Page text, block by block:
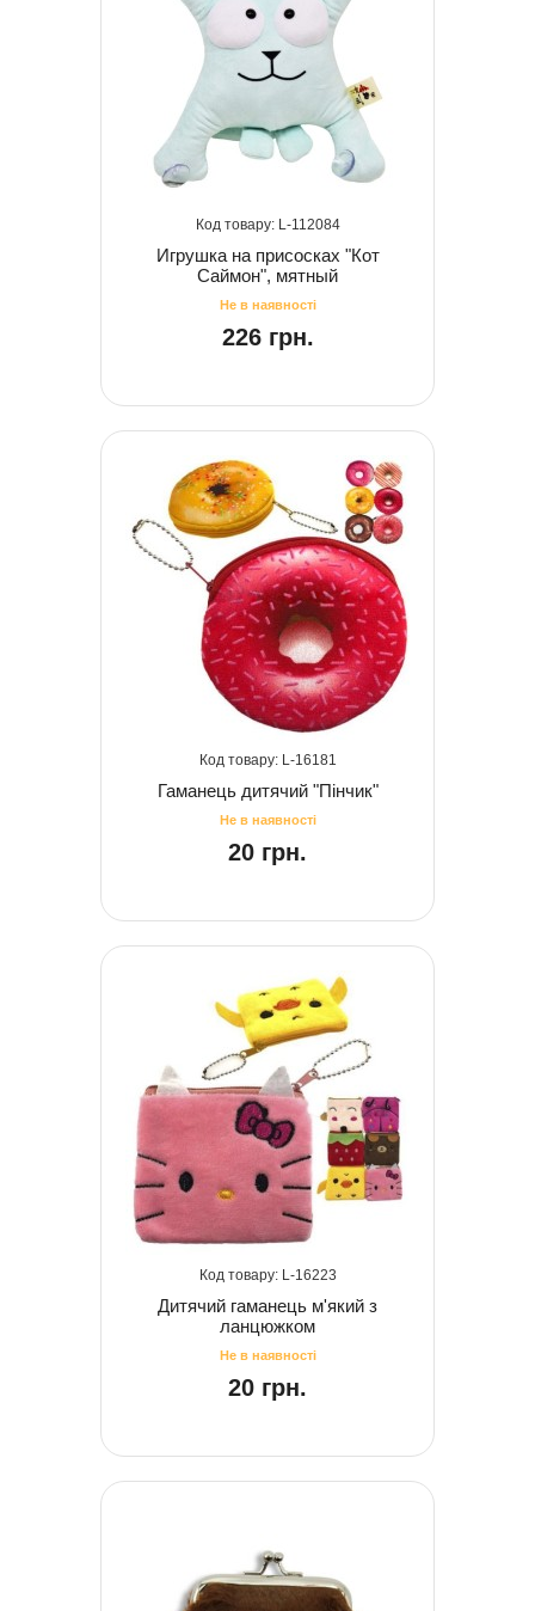
112084
Игрушка на присосках "Кот
Саймон", мятный
226 грн.
16181
Гаманець дитячий "Пінчик"
20 грн.
16223
Дитячий гаманець м'який з
ланцюжком
20 грн.